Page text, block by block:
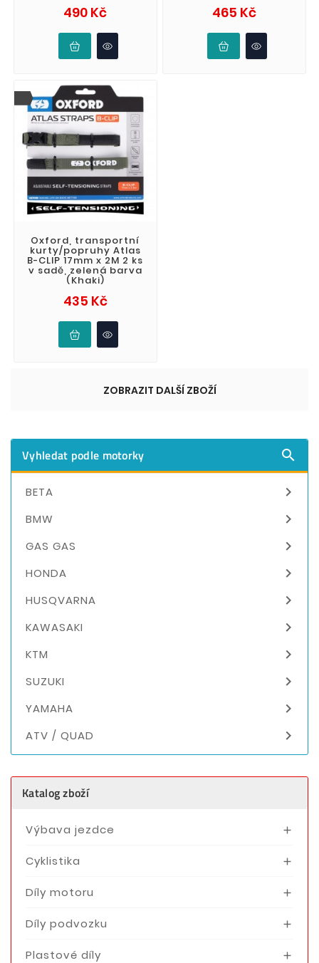
490 KčCena 465 KčCena
Oxford, transportní
kurty/popruhy Atlas
B-CLIP 17mm x 2M 2 ks
v sadě, zelená barva
(Khaki)
435 KčCena
ZOBRAZIT DALŠÍ ZBOŽÍ
Vyhledat podle motorky 
BETA 
BMW 
GAS GAS 
HONDA 
HUSQVARNA 
KAWASAKI 
KTM 
SUZUKI 
YAMAHA 
ATV / QUAD 
Katalog zboží
Výbava jezdce 
Cyklistika 
Díly motoru 
Díly podvozku 
Plastové díly 